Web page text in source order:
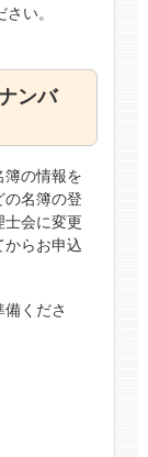
い。
ンバ
簿の情報を
の名簿の登
士会に変更
からお申込
くださ